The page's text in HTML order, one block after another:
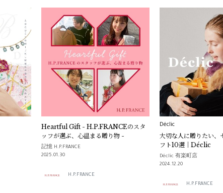
Heartful Gift - H.P.FRANCEのスタ
ッフが選ぶ、心温まる贈り物 -
記憶 H.P.FRANCE
2025.01.30
H.P.FRANCE
Déclic
大切な人に贈りたい、
フト10選｜Déclic
Déclic 有楽町店
2024.12.20
H.P.FRANCE